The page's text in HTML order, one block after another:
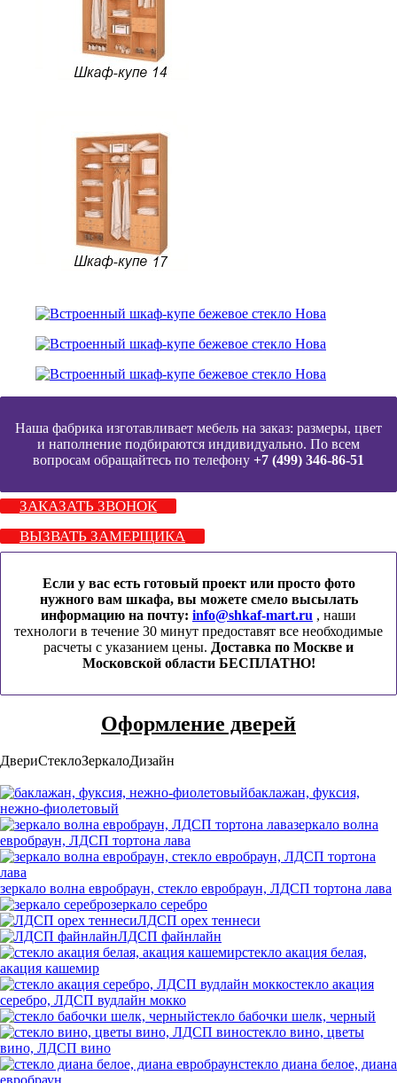
Наша фабрика изготавливает мебель на заказ: размеры, цвет
и наполнение подбираются индивидуально. По всем
вопросам обращайтесь по телефону +7 (499) 346-86-51
ЗАКАЗАТЬ ЗВОНОК
ВЫЗВАТЬ ЗАМЕРЩИКА
Если у вас есть готовый проект или просто фото
нужного вам шкафа, вы можете смело высылать
информацию на почту: info@shkaf-mart.ru , наши
технологи в течение 30 минут предоставят все необходимые
расчеты с указанием цены. Доставка по Москве и
Московской области БЕСПЛАТНО!
Оформление дверей
ДвериСтеклоЗеркалоДизайн
баклажан, фуксия,
нежно-фиолетовый
зеркало волна
евробраун, ЛДСП тортона лава
зеркало волна евробраун, стекло евробраун, ЛДСП тортона лава
зеркало серебро
ЛДСП орех теннеси
ЛДСП файнлайн
стекло акация белая,
акация кашемир
стекло акация
серебро, ЛДСП вудлайн мокко
стекло бабочки шелк, черный
стекло вино, цветы
вино, ЛДСП вино
стекло диана белое, диана
евробраун